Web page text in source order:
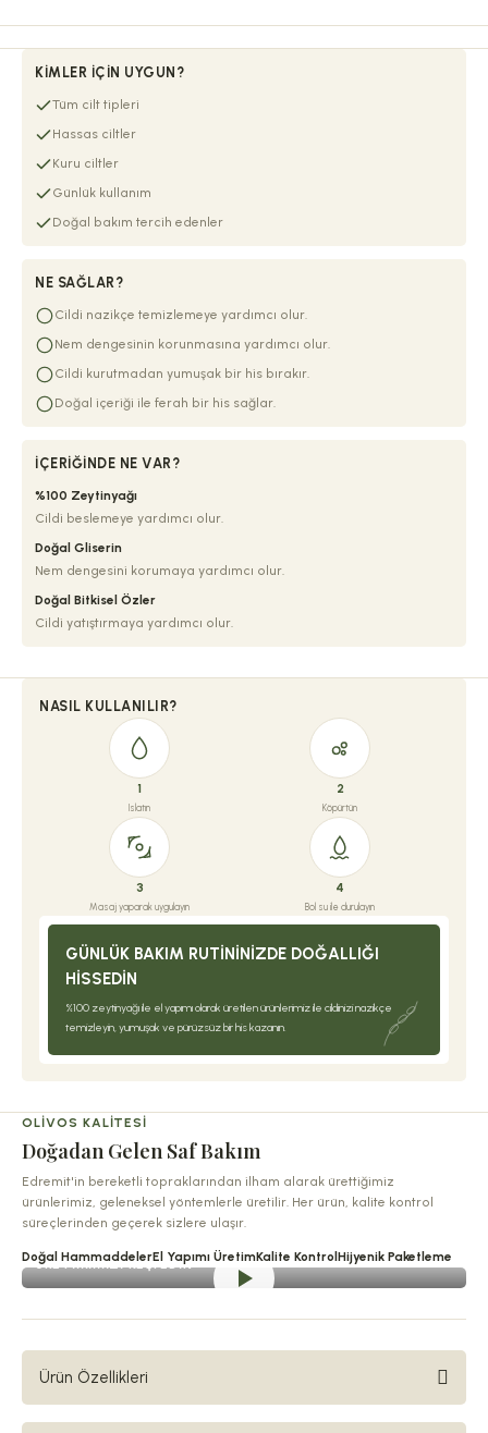
KIMLER İÇIN UYGUN?
Tüm cilt tipleri
Hassas ciltler
Kuru ciltler
Günlük kullanım
Doğal bakım tercih edenler
NE SAĞLAR?
Cildi nazikçe temizlemeye yardımcı olur.
Nem dengesinin korunmasına yardımcı olur.
Cildi kurutmadan yumuşak bir his bırakır.
Doğal içeriği ile ferah bir his sağlar.
İÇERIĞINDE NE VAR?
%100 Zeytinyağı
Cildi beslemeye yardımcı olur.
Doğal Gliserin
Nem dengesini korumaya yardımcı olur.
Doğal Bitkisel Özler
Cildi yatıştırmaya yardımcı olur.
NASIL KULLANILIR?
1
Islatın
2
Köpürtün
3
Masaj yaparak uygulayın
4
Bol su ile durulayın
GÜNLÜK BAKIM RUTININIZDE DOĞALLIĞI
HISSEDIN
%100 zeytinyağı ile el yapımı olarak üretilen ürünlerimiz ile cildinizi nazikçe
temizleyin, yumuşak ve pürüzsüz bir his kazanın.
OLIVOS KALITESI
Doğadan Gelen Saf Bakım
Edremit'in bereketli topraklarından ilham alarak ürettiğimiz
ürünlerimiz, geleneksel yöntemlerle üretilir. Her ürün, kalite kontrol
süreçlerinden geçerek sizlere ulaşır.
Doğal HammaddelerEl Yapımı ÜretimKalite Kontrol Hijyenik Paketleme
ÜRETIMIMIZI KEŞFEDIN
Ürün Özellikleri